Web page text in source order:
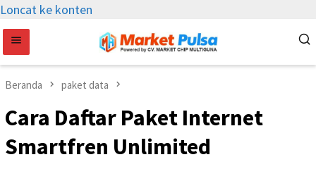
Loncat ke konten
Beranda paket data
Cara Daftar Paket Internet
Smartfren Unlimited